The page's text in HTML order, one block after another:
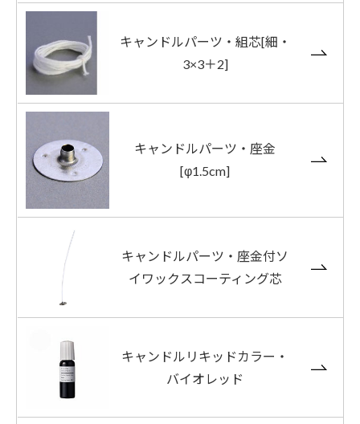
キャンドルパーツ・組芯[細・
3×3＋2]
キャンドルパーツ・座金
[φ1.5cm]
キャンドルパーツ・座金付ソ
イワックスコーティング芯
キャンドルリキッドカラー・
バイオレッド